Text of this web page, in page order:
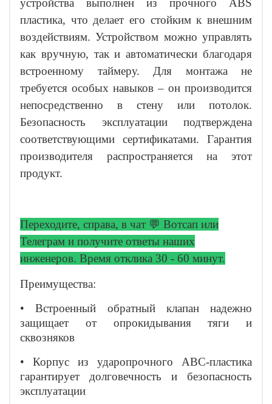
устройства выполнен из прочного ABS
пластика, что делает его стойким к внешним
воздействиям. Устройством можно управлять
как вручную, так и автоматически благодаря
встроенному таймеру. Для монтажа не
требуется особых навыков – он производится
непосредственно в стену или потолок.
Безопасность эксплуатации подтверждена
соответствующими сертификатами. Гарантия
производителя распространяется на этот
продукт.
Переходите, справа, в чат 💬 Вотсап или
Телеграм и получите ответы наших
инженеров. Время отклика 30 - 60 минут.
Преимущества:
• Встроенный обратный клапан надежно
защищает от опрокидывания тяги и
сквозняков
• Корпус из ударопрочного АВС-пластика
гарантирует долговечность и безопасность
эксплуатации